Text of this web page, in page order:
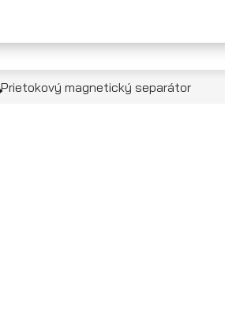
Prietokový magnetický separátor